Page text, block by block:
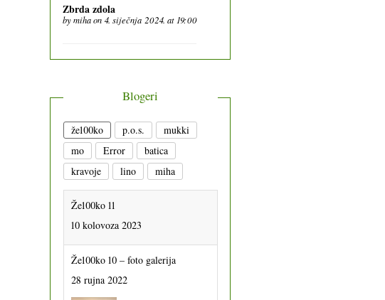
Zbrda zdola
bymihaon 4. siječnja 2024. at 19:00
Blogeri
že100ko p.o.s.
mukki
mo
Error
batica
kravoje
lino
miha
Že100ko 11
10 kolovoza 2023
Že100ko 10 – foto galerija
28 rujna 2022